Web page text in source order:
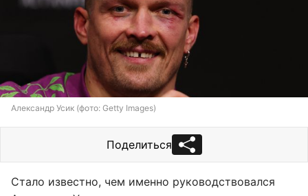
Александр Усик (фото: Getty Images)
Поделиться
Стало известно, чем именно руководствовался